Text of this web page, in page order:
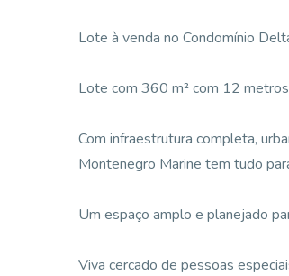
Lote à venda no Condomínio
Lote com 360 m² com 12
Com infraestrutura completa,
Montenegro Marine tem tudo
Um espaço amplo e planejado
Viva cercado de pessoas